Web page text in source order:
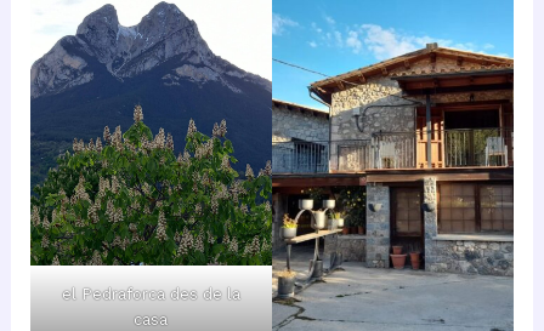
el Pedraforca des de la
casa